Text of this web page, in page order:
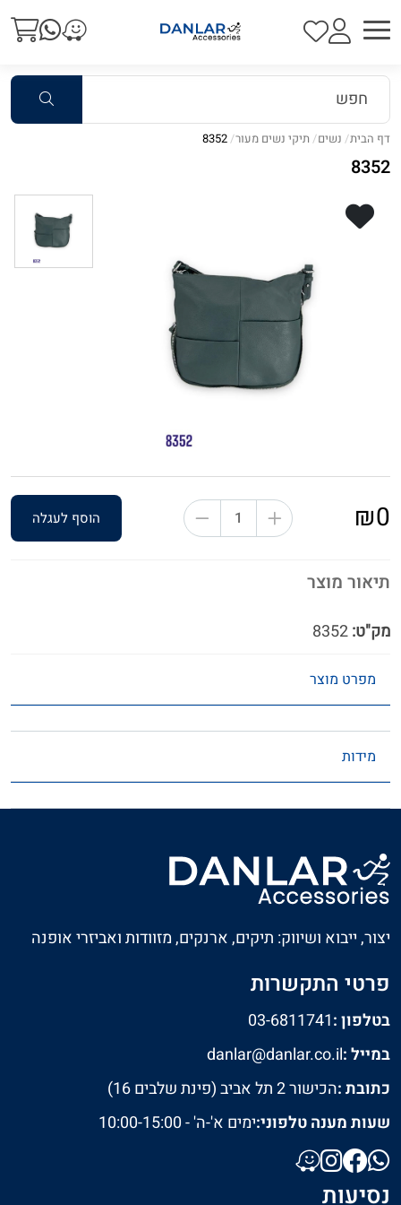
דף הבית נשים תיקי נשים מעור 8352
8352
תיאור מוצר
מק"ט:
₪0 הוסף לעגלה
מפרט מוצר
מידות
יצור, ייבוא ושיווק: תיקים, ארנקים, מזוודות ואביזרי אופנה
פרטי התקשרות
בטלפון :03-6811741
במייל :danlar@danlar.co.il
כתובת :הכישור 2 תל אביב (פינת שלבים 16)
שעות מענה טלפוני:ימים א'-ה' - 10:00-15:00
נסיעות